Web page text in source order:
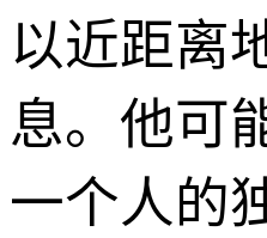
以近距离
息。他可
一个人的